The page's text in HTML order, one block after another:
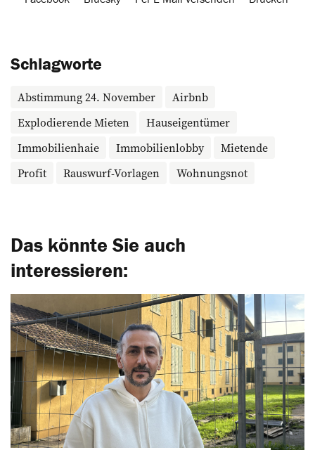
Schlagworte
Abstimmung 24. November
Airbnb
Explodierende Mieten
Hauseigentümer
Immobilienhaie
Immobilienlobby
Mietende
Profit
Rauswurf-Vorlagen Wohnungsnot
Das könnte Sie auch
interessieren: